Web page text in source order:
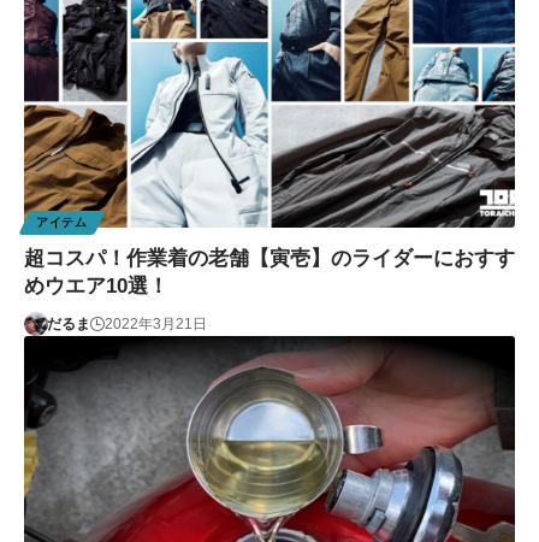
アイテム
超コスパ！作業着の老舗【寅壱】のライダーにおすす
めウエア10選！
だるま 2022年3月21日